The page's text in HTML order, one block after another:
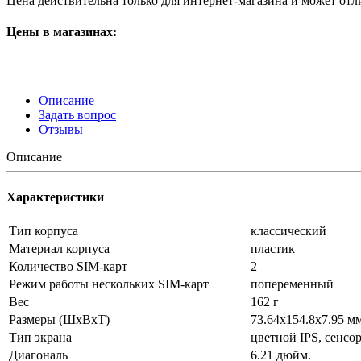
Цены в магазинах:
Описание
Задать вопрос
Отзывы
Описание
Характеристики
Тип корпуса
классический
Материал корпуса
пластик
Количество SIM-карт
2
Режим работы нескольких SIM-карт
попеременный
Вес
162 г
Размеры (ШxВxТ)
73.64x154.8x7.95
Тип экрана
цветной IPS,
Диагональ
6.21 дюйм.